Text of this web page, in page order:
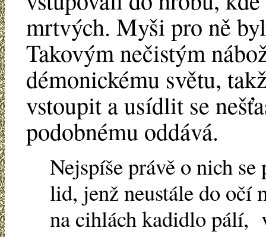
mrtvých. Myši pro ně
Takovým nečistým
démonickému světu,
vstoupit a usídlit se
podobnému oddává.
Nejspíše právě o nich
lid, jenž neustále do očí
na cihlách kadidlo pálí,